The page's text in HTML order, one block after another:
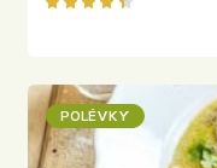
POLÉVKY